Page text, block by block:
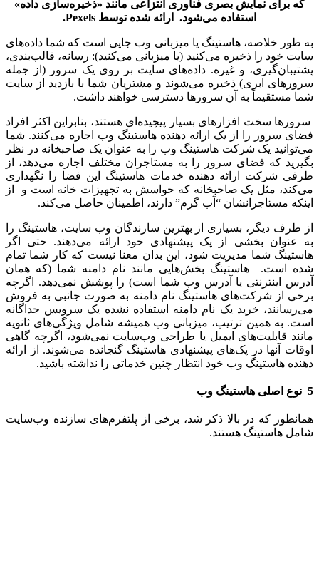
که برای نمایش بصری فناوری انتزاعی مانند «ذخیره‌سازی داده»
استفاده می‌شود. ارائه شده توسط Pexels
.
به طور خلاصه، هاستینگ یا میزبانی وب جایی است که شما داده‌های
سایت خود را ذخیره می‌کنید (یا میزبانی می‌کنید): رسانه، قالب‌بندی،
پشتیبان‌گیری، و غیره. داده‌های سایت بر روی یک سرور (از جمله
سرورهای ابری) ذخیره می‌شوند و مشتریان شما با بازدید از سایت
شما مستقیماً به آن سرورها دسترسی خواهند داشت.
سرورها سخت افزارهای بسیار پیچیده‌ای هستند، بنابراین اکثر افراد
فضای سرور را از یک ارائه دهنده هاستینگ وب اجاره می‌کنند. شما
می‌توانید یک شرکت هاستینگ وب را به عنوان یک صاحبخانه در نظر
بگیرید که فضای سرور را به مستاجران مختلف اجاره می‌دهد، از
طرفی شرکت ارائه دهنده خدمات هاستینگ این فضا را نگهداری
می‌کند، مثل یک صاحبخانه که حواسش به تجهیزات خانه است و از
اینکه مستاجرانشان “آب گرم” دارند، اطمینان حاصل می‌کند.
از طرف دیگر، بسیاری از بهترین سازندگان وب سایت، هاستینگ را
به عنوان بخشی از پک پیشنهادی خود ارائه می‌دهند. حتی اگر
هاستینگ شما مدیریت شود، این بدان معنا نیست که کار شما تمام
شده است. هاستینگ بخش‌هایی مانند نام دامنه شما (که همان
آدرس اینترنتی یا آدرس وب شما است) را پوشش نمی‌دهد. اگرچه
برخی از شرکت‌های هاستینگ نام دامنه به صورت جانبی به فروش
می‌رسانند، خرید یک نام دامنه استفاده نشده یک سرویس جداگانه
است. به همین ترتیب، میزبانی وب همیشه شامل ویژگی‌های ثانویه
مانند قابلیت‌های ایمیل یا طراحی وب‌سایت نمی‌شود، اگرچه گاهی
اوقات آنها در پک‌های پیشنهادی هاستینگ گنجانده می‌شوند. از ارائه
دهنده هاستینگ وب خود انتظار چنین خدماتی را نداشته باشید.
5 نوع اصلی هاستینگ وب
همانطور که در بالا ذکر شد، برخی از پلتفرم‌های سازنده وب‌سایت
شامل هاستینگ هستند.